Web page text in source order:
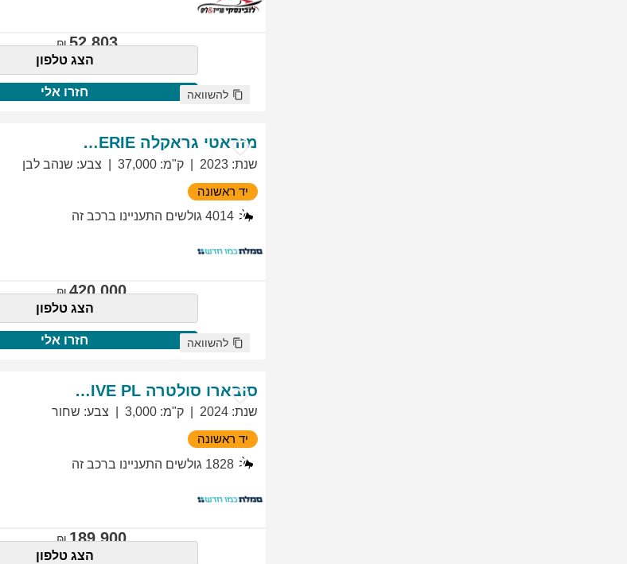
52,803
הצג טלפון
חזרו אלי להשוואה
מזראטי גראקלה PRIMASERIE
שנת:
2023 ק"מ:
37,000 צבע: שנהב לבן
יד ראשונה
4014 גולשים התעניינו ברכב זה
420,000
הצג טלפון
חזרו אלי להשוואה
סובארו סולטרה EXCLUSIVE PL
שנת:
2024 ק"מ:
3,000 צבע: שחור
יד ראשונה
1828 גולשים התעניינו ברכב זה
189,900
הצג טלפון